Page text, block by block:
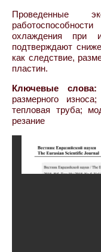
Проведенные
охлаждения при
подтверждают
как следствие,
пластин.
Ключевые слова:
размерного
тепловая труба;
резание